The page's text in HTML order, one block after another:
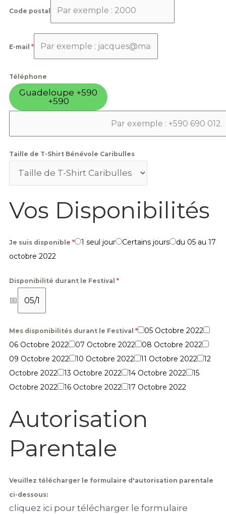
Code postal
E-mail *
Téléphone
Guadeloupe +590
+590
Taille de T-Shirt Bénévole Caribulles
Vos Disponibilités
Je suis disponible * 1 seul jour Certains jours
du 05 au 17
octobre 2022
Disponibilité durant le Festival *
Mes disponibilités durant le Festival *
05 Octobre 2022
06 Octobre 2022
07 Octobre 2022
08 Octobre 2022
09 Octobre 2022
10 Octobre 2022 11 Octobre 2022
12
Octobre 2022
13 Octobre 2022 14 Octobre 2022
15
Octobre 2022
16 Octobre 2022 17 Octobre 2022
Autorisation
Parentale
Veuillez télécharger le formulaire d'autorisation parentale
ci-dessous:
cliquez ici pour télécharger le formulaire